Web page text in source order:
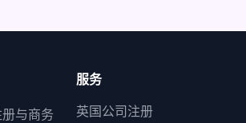
与商务
服务
英国公司注册